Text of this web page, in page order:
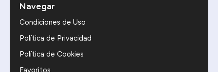
Navegar
Condiciones de Uso
Política de Privacidad
Política de Cookies
Favoritos